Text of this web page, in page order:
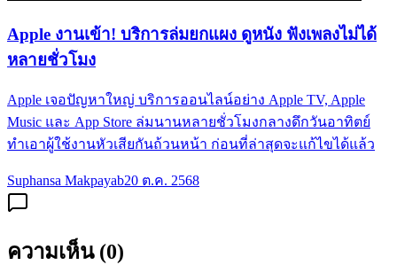
Apple งานเข้า! บริการล่มยกแผง ดูหนัง ฟังเพลงไม่ได้
หลายชั่วโมง
Apple เจอปัญหาใหญ่ บริการออนไลน์อย่าง Apple TV, Apple
Music และ App Store ล่มนานหลายชั่วโมงกลางดึกวันอาทิตย์
ทำเอาผู้ใช้งานหัวเสียกันถ้วนหน้า ก่อนที่ล่าสุดจะแก้ไขได้แล้ว
Suphansa Makpayab20 ต.ค. 2568
ความเห็น (0)